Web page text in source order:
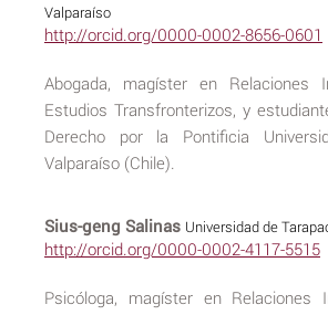
Valparaíso
http://orcid.org/0000-0002-8656-0601
Abogada, magíster en Relaciones
Estudios Transfronterizos, y
Derecho por la Pontificia
Valparaíso (Chile).
Sius-geng Salinas Universidad de
http://orcid.org/0000-0002-4117-5515
Psicóloga, magíster en Relaciones